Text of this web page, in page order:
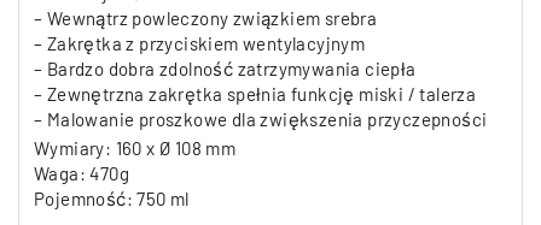
– Wewnątrz powleczony związkiem srebra
– Zakrętka z przyciskiem wentylacyjnym
– Bardzo dobra zdolność zatrzymywania ciepła
– Zewnętrzna zakrętka spełnia funkcję miski / talerza
– Malowanie proszkowe dla zwiększenia przyczepności
Wymiary: 160 x Ø 108 mm
Waga: 470g
Pojemność: 750 ml